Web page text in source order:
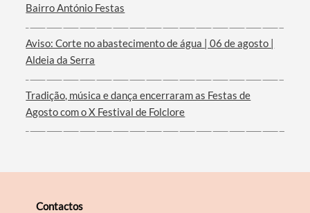
Bairro António Festas
Aviso: Corte no abastecimento de água | 06 de agosto |
Aldeia da Serra
Tradição, música e dança encerraram as Festas de
Agosto com o X Festival de Folclore
Contactos